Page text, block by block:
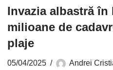
Invazia albastră în
milioane de
plaje
05/04/2025 Andrei